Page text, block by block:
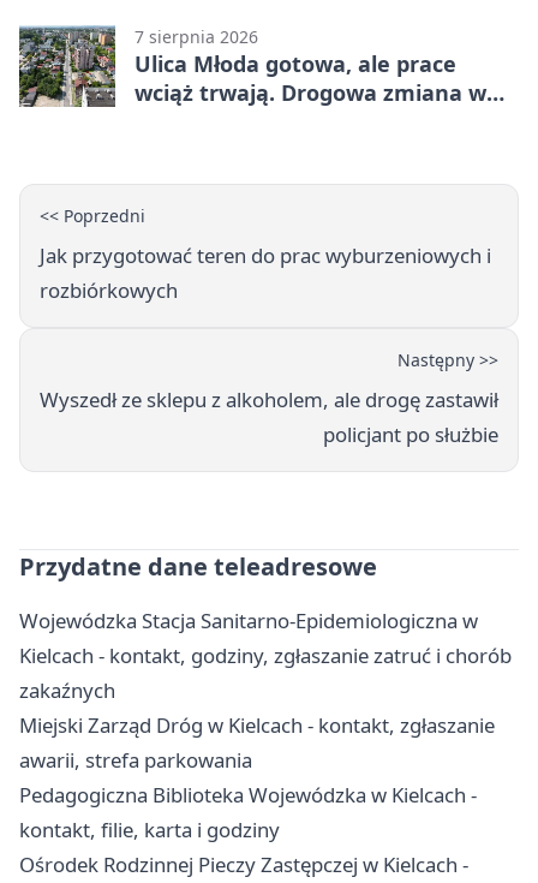
7 sierpnia 2026
Ulica Młoda gotowa, ale prace
wciąż trwają. Drogowa zmiana w
<< Poprzedni
Jak przygotować teren do prac wyburzeniowych i
rozbiórkowych
Następny >>
Wyszedł ze sklepu z alkoholem, ale drogę zastawił
policjant po służbie
Przydatne dane teleadresowe
Wojewódzka Stacja Sanitarno-Epidemiologiczna w
Kielcach - kontakt, godziny, zgłaszanie zatruć i chorób
zakaźnych
Miejski Zarząd Dróg w Kielcach - kontakt, zgłaszanie
awarii, strefa parkowania
Pedagogiczna Biblioteka Wojewódzka w Kielcach -
kontakt, filie, karta i godziny
Ośrodek Rodzinnej Pieczy Zastępczej w Kielcach -